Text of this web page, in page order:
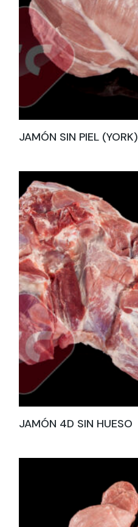
JAMÓN SIN PIEL (YORK)
JAMÓN 4D SIN HUESO